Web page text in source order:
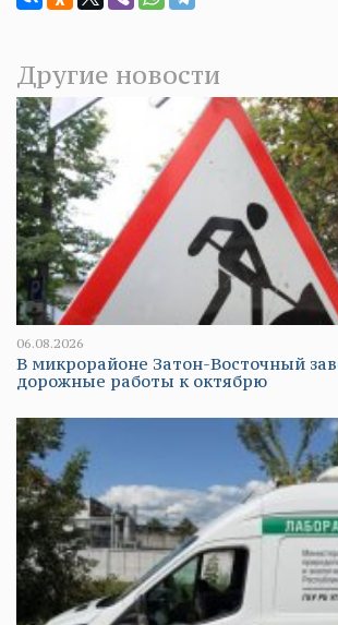
Другие новости
06.08.2026
В микрорайоне Затон-Восточный
дорожные работы к октябрю